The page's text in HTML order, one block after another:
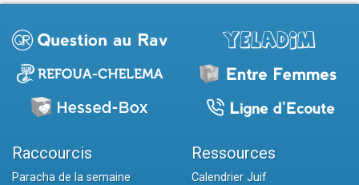
Raccourcis
Paracha de la semaine
Ressources
Calendrier Juif